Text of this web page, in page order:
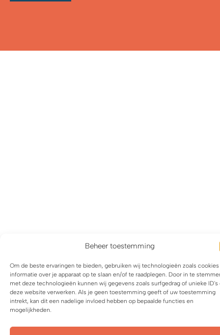
Beheer toestemming
Om de beste ervaringen te bieden, gebruiken wij technologieën zoals
informatie over je apparaat op te slaan en/of te raadplegen. Door in te
met deze technologieën kunnen wij gegevens zoals surfgedrag of unieke ID's
deze website verwerken. Als je geen toestemming geeft of uw toestemming
intrekt, kan dit een nadelige invloed hebben op bepaalde functies en
mogelijkheden.